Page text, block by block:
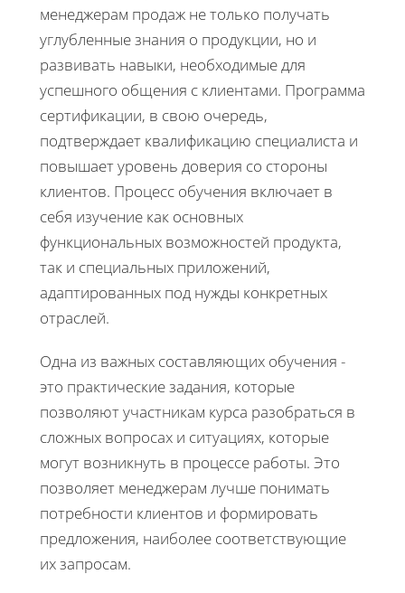
менеджерам продаж не только получать
углубленные знания о продукции, но и
развивать навыки, необходимые для
успешного общения с клиентами. Программа
сертификации, в свою очередь,
подтверждает квалификацию специалиста и
повышает уровень доверия со стороны
клиентов. Процесс обучения включает в
себя изучение как основных
функциональных возможностей продукта,
так и специальных приложений,
адаптированных под нужды конкретных
отраслей.
Одна из важных составляющих обучения -
это практические задания, которые
позволяют участникам курса разобраться в
сложных вопросах и ситуациях, которые
могут возникнуть в процессе работы. Это
позволяет менеджерам лучше понимать
потребности клиентов и формировать
предложения, наиболее соответствующие
их запросам.